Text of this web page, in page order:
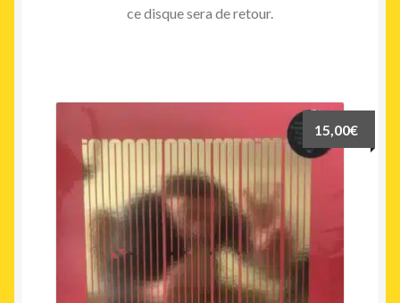
ce disque sera de retour.
15,00€